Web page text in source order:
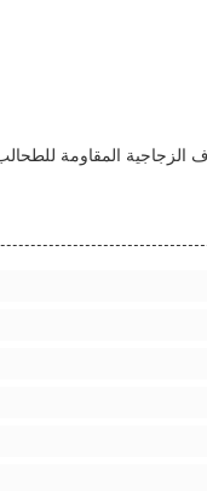
الزجاجية المقاومة